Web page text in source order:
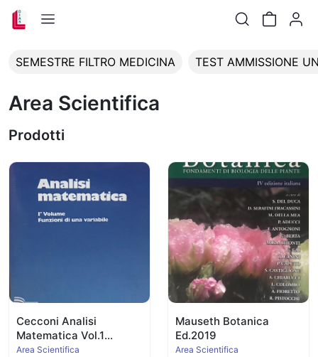
SEMESTRE FILTRO MEDICINA TEST AMMISSIONE
Area Scientifica
Prodotti
Cecconi Analisi
Matematica Vol.1
Funzioni di una variab
Area Scientifica
Mauseth Botanica
Ed.2019
Area Scientifica